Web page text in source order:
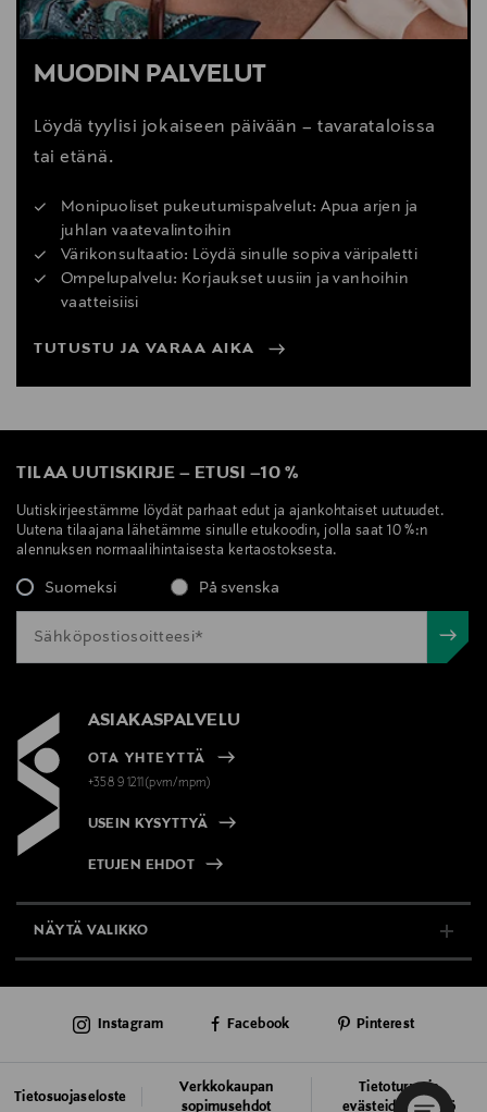
MUODIN PALVELUT
Löydä tyylisi jokaiseen päivään – tavarataloissa
tai etänä.
Monipuoliset pukeutumispalvelut: Apua arjen ja
juhlan vaatevalintoihin
Värikonsultaatio: Löydä sinulle sopiva väripaletti
Ompelupalvelu: Korjaukset uusiin ja vanhoihin
vaatteisiisi
TUTUSTU JA VARAA AIKA
TILAA UUTISKIRJE – ETUSI –10 %
Uutiskirjeestämme löydät parhaat edut ja ajankohtaiset uutuudet.
Uutena tilaajana lähetämme sinulle etukoodin, jolla saat 10 %:n
alennuksen normaalihintaisesta kertaostoksesta.
Suomeksi På svenska
ASIAKASPALVELU
OTA YHTEYTTÄ
+358 9 1211(pvm/mpm)
USEIN KYSYTTYÄ
ETUJEN EHDOT
NÄYTÄ VALIKKO
AJANKOHTAISTA
Tietosuojaseloste
Verkkokaupan
sopimusehdot
Tietoturva ja
evästeiden käyttö
Instagram Facebook Pinterest